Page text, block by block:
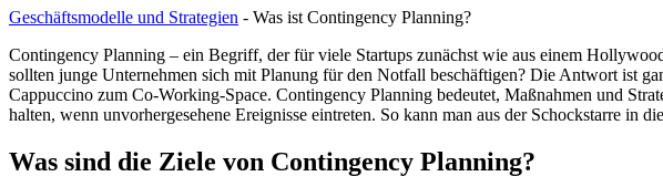
Geschäftsmodelle und Strategien - Was ist Contingency Planning?
Contingency Planning – ein Begriff, der für viele Startups zunächst wie aus einem
sollten junge Unternehmen sich mit Planung für den Notfall beschäftigen? Die Antwort ist
Cappuccino zum Co-Working-Space. Contingency Planning bedeutet, Maßnahmen und
halten, wenn unvorhergesehene Ereignisse eintreten. So kann man aus der Schockstarre in
Was sind die Ziele von Contingency Planning?